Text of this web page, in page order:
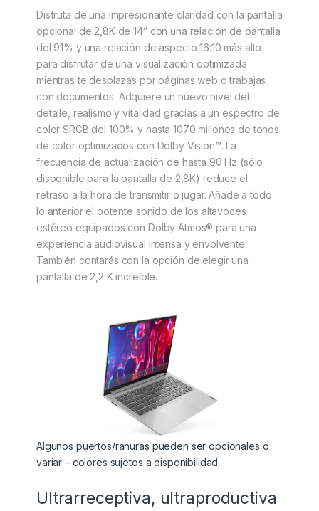
Disfruta de una impresionante claridad con la pantalla
opcional de 2,8K de 14” con una relación de pantalla
del 91% y una relación de aspecto 16:10 más alto
para disfrutar de una visualización optimizada
mientras te desplazas por páginas web o trabajas
con documentos. Adquiere un nuevo nivel del
detalle, realismo y vitalidad gracias a un espectro de
color SRGB del 100% y hasta 1070 millones de tonos
de color optimizados con Dolby Vision™. La
frecuencia de actualización de hasta 90 Hz (sólo
disponible para la pantalla de 2,8K) reduce el
retraso a la hora de transmitir o jugar. Añade a todo
lo anterior el potente sonido de los altavoces
estéreo equipados con Dolby Atmos® para una
experiencia audiovisual intensa y envolvente.
También contarás con la opción de elegir una
pantalla de 2,2 K increíble.
Algunos puertos/ranuras pueden ser opcionales o
variar – colores sujetos a disponibilidad.
Ultrarreceptiva, ultraproductiva